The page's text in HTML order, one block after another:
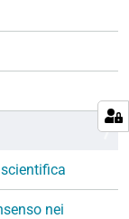
nei